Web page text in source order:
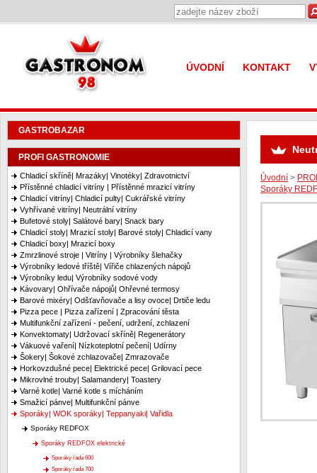
ÚVODNÍ KONTAKT
GASTROBAZAR
PROFI GASTRONOMIE
Chladicí skříně| Mrazáky| Vinotéky| Zdravotnictví
Přístěnné chladicí vitríny | Přístěnné mrazicí vitríny
Chladicí vitríny| Chladicí pulty| Cukrářské vitríny
Vyhřívané vitríny| Neutrální vitríny
Bufetové stoly| Salátové bary| Snack bary
Chladicí stoly| Mrazicí stoly| Barové stoly| Chladicí vany
Chladicí boxy| Mrazicí boxy
Zmrzlinové stroje | Vitríny | Výrobníky šlehačky
Výrobníky ledové tříště| Vířiče chlazených nápojů
Výrobníky ledu| Výrobníky sodové vody
Kávovary| Ohřívače nápojů| Ohřevné termosy
Barové mixéry| Odšťavňovače a lisy ovoce| Drtiče ledu
Pizza pece | Pizza zařízení | Zpracování těsta
Multifunkční zařízení - pečení, udržení, zchlazení
Konvektomaty| Udržovací skříně| Regenerátory
Vákuové vaření| Nízkoteplotní pečení| Udírny
Šokery| Šokové zchlazovače| Zmrazovače
Horkovzdušné pece| Elektrické pece| Grilovací pece
Mikrovlné trouby| Salamandery| Toastery
Varné kotle| Varné kotle s mícháním
Smažicí pánve| Multifunkční pánve
Sporáky| WOK sporáky| Teppanyaki| Vařidla
Sporáky REDFOX
Sporáky REDFOX elektrické
Sporáky řada 600
Sporáky řada 700
Úvodní >
Sporáky